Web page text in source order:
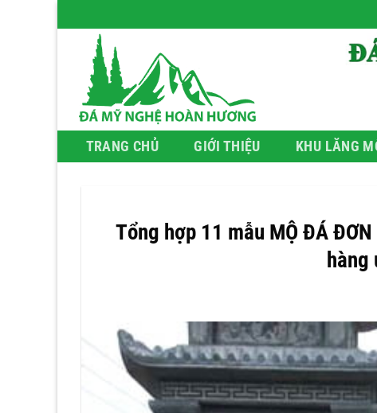
qua
TRANG CHỦ GIỚI THIỆU KHU LĂNG
Tổng hợp 11 mẫu MỘ ĐÁ